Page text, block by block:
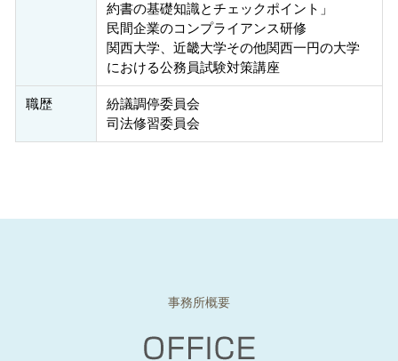
約書の基礎知識とチェックポイント」
民間企業のコンプライアンス研修
関西大学、近畿大学その他関西一円の大学
における公務員試験対策講座
職歴
紛議調停委員会
司法修習委員会
事務所概要